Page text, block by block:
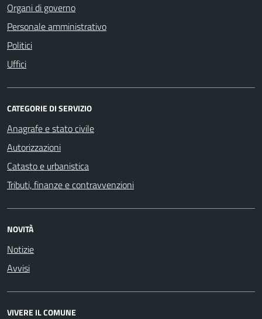
Organi di governo
Personale amministrativo
Politici
Uffici
CATEGORIE DI SERVIZIO
Anagrafe e stato civile
Autorizzazioni
Catasto e urbanistica
Tributi, finanze e contravvenzioni
NOVITÀ
Notizie
Avvisi
VIVERE IL COMUNE